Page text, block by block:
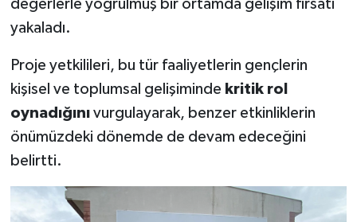
değerlerle yoğrulmuş bir ortamda gelişim fırsatı
yakaladı.
Proje yetkilileri, bu tür faaliyetlerin gençlerin
kişisel ve toplumsal gelişiminde kritik rol
oynadığınıvurgulayarak, benzer etkinliklerin
önümüzdeki dönemde de devam edeceğini
belirtti.